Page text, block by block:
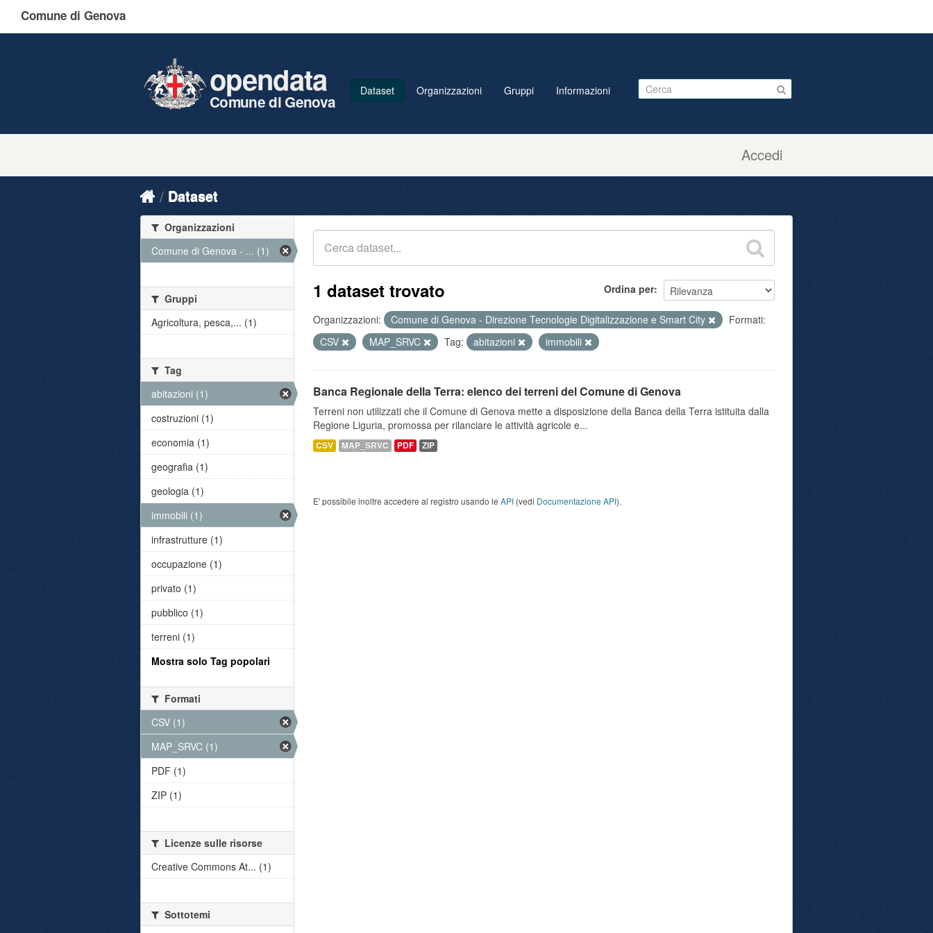
Comune di Genova
Accedi
opendata
Comune di Genova
Dataset Organizzazioni Gruppi Informazioni
Dataset
Ordina per
1 dataset trovato
Organizzazioni: Comune di Genova - Direzione Tecnologie Digitalizzazione e Smart City
Formati:
CSV
MAP_SRVC Tag: abitazioni immobili
Banca Regionale della Terra: elenco dei terreni del Comune di Genova
Terreni non utilizzati che il Comune di Genova mette a disposizione della Banca della Terra istituita dalla
Regione Liguria, promossa per rilanciare le attività agricole e...
CSV MAP_SRVC PDF ZIP
E' possibile inoltre accedere al registro usando le API (vedi Documentazione API).
Organizzazioni
Comune di Genova - ... (1)
Gruppi
Agricoltura, pesca,... (1)
Tag
abitazioni (1)
costruzioni (1)
economia (1)
geografia (1)
geologia (1)
immobili (1)
infrastrutture (1)
occupazione (1)
privato (1)
pubblico (1)
terreni (1)
Mostra solo Tag popolari
Formati
CSV (1)
MAP_SRVC (1)
PDF (1)
ZIP (1)
Licenze sulle risorse
Creative Commons At... (1)
Sottotemi